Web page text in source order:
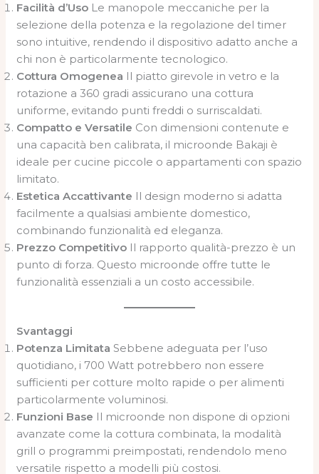
Facilità d’Uso Le manopole meccaniche per la
selezione della potenza e la regolazione del timer
sono intuitive, rendendo il dispositivo adatto anche a
chi non è particolarmente tecnologico.
Cottura Omogenea Il piatto girevole in vetro e la
rotazione a 360 gradi assicurano una cottura
uniforme, evitando punti freddi o surriscaldati.
Compatto e Versatile Con dimensioni contenute e
una capacità ben calibrata, il microonde Bakaji è
ideale per cucine piccole o appartamenti con spazio
limitato.
Estetica Accattivante Il design moderno si adatta
facilmente a qualsiasi ambiente domestico,
combinando funzionalità ed eleganza.
Prezzo Competitivo Il rapporto qualità-prezzo è un
punto di forza. Questo microonde offre tutte le
funzionalità essenziali a un costo accessibile.
Svantaggi
Potenza Limitata Sebbene adeguata per l’uso
quotidiano, i 700 Watt potrebbero non essere
sufficienti per cotture molto rapide o per alimenti
particolarmente voluminosi.
Funzioni Base Il microonde non dispone di opzioni
avanzate come la cottura combinata, la modalità
grill o programmi preimpostati, rendendolo meno
versatile rispetto a modelli più costosi.